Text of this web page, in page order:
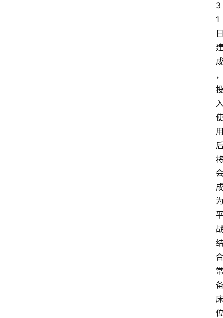
3
1
日
建
成
，
投
入
使
用
后
将
会
成
为
平
战
结
合
常
备
床
位